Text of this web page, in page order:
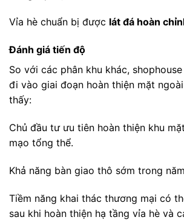
Vỉa hè chuẩn bị được lát đá hoàn
Đánh giá tiến độ
So với các phân khu khác,
đi vào giai đoạn hoàn thiện mặt
thấy:
Chủ đầu tư ưu tiên hoàn thiện khu
mạo tổng thể.
Khả năng bàn giao thô sớm trong
Tiềm năng khai thác thương mại có
sau khi hoàn thiện hạ tầng vỉa hè và